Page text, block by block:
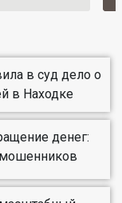
в суд дело о
в Находке
денег:
мошенников